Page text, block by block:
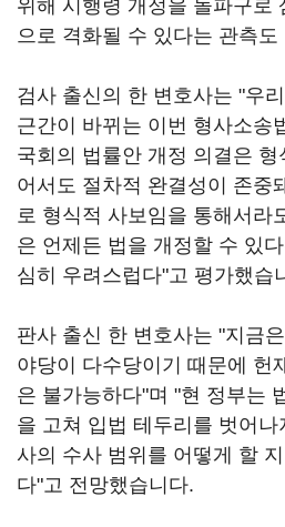
위해 시행령 개정을 돌파구로
으로 격화될 수 있다는 관측도
검사 출신의 한 변호사는 "우
근간이 바뀌는 이번 형사소송
국회의 법률안 개정 의결은
어서도 절차적 완결성이 존중
로 형식적 사보임을 통해서라
은 언제든 법을 개정할 수 있
심히 우려스럽다"고 평가했습
판사 출신 한 변호사는 "지금
야당이 다수당이기 때문에 헌
은 불가능하다"며 "현 정부는
을 고쳐 입법 테두리를 벗어
사의 수사 범위를 어떻게 할
다"고 전망했습니다.